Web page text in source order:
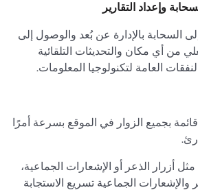
وإعداد التقارير
السحابة بالإدارة عن بُعد والوصول إلى
من أي مكان والتحديثات التلقائية
العامة لتكنولوجيا المعلومات.
بجميع الزوار في الموقع بسرعة أمرًا
أزرار الذعر أو الإشعارات الجماعية،
والإشعارات الجماعية تسريع الاستجابة